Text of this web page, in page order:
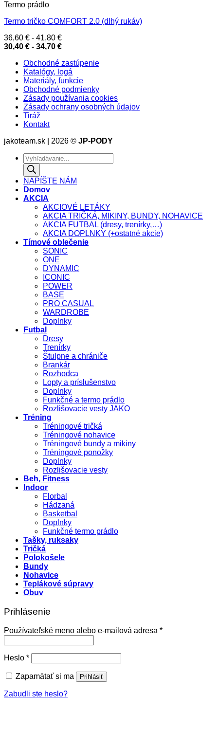
Termo prádlo
Termo tričko COMFORT 2.0 (dlhý rukáv)
36,60 € - 41,80 €
30,40 € - 34,70 €
Obchodné zastúpenie
Katalógy, logá
Materiály, funkcie
Obchodné podmienky
Zásady používania cookies
Zásady ochrany osobných údajov
Tiráž
Kontakt
jakoteam.sk | 2026 © JP-PODY
Products
search
NAPÍŠTE NÁM
Domov
AKCIA
AKCIOVÉ LETÁKY
AKCIA TRIČKÁ, MIKINY, BUNDY, NOHAVICE
AKCIA FUTBAL (dresy, trenírky,…)
AKCIA DOPLNKY (+ostatné akcie)
Tímové oblečenie
SONIC
ONE
DYNAMIC
ICONIC
POWER
BASE
PRO CASUAL
WARDROBE
Doplnky
Futbal
Dresy
Trenírky
Štulpne a chrániče
Brankár
Rozhodca
Lopty a príslušenstvo
Doplnky
Funkčné a termo prádlo
Rozlišovacie vesty JAKO
Tréning
Tréningové tričká
Tréningové nohavice
Tréningové bundy a mikiny
Tréningové ponožky
Doplnky
Rozlišovacie vesty
Beh, Fitness
Indoor
Florbal
Hádzaná
Basketbal
Doplnky
Funkčné termo prádlo
Tašky, ruksaky
Tričká
Polokošele
Bundy
Nohavice
Teplákové súpravy
Obuv
Prihlásenie
Používateľské meno alebo e-mailová adresa *Povinné
Heslo *Povinné
Zapamätať si ma Prihlásiť
Zabudli ste heslo?